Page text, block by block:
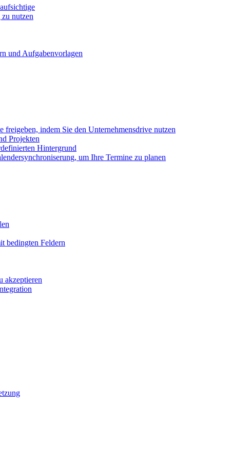
nutzen
und Aufgabenvorlagen
indem Sie den Unternehmensdrive nutzen
Projekten
Hintergrund
um Ihre Termine zu planen
bedingten Feldern
akzeptieren